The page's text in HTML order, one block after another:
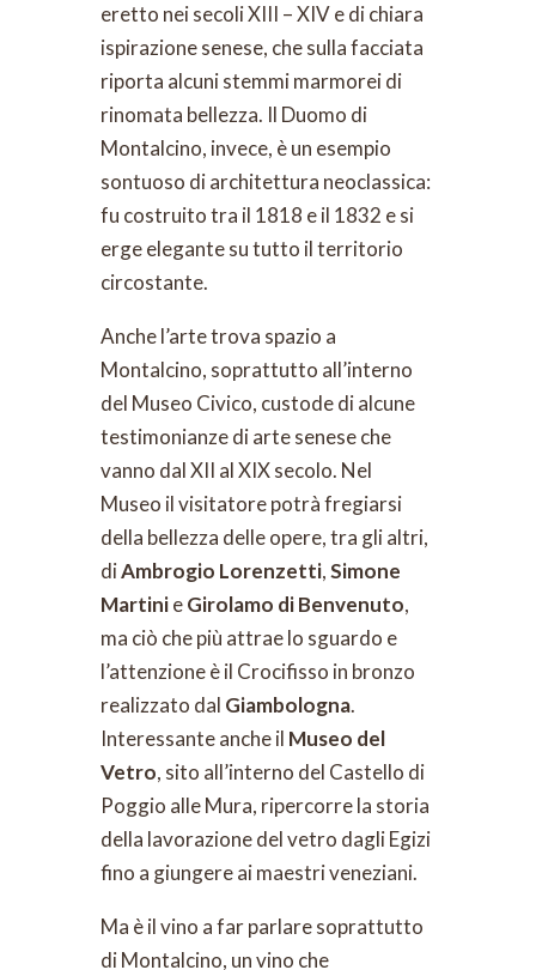
eretto nei secoli XIII – XIV e di chiara
ispirazione senese, che sulla facciata
riporta alcuni stemmi marmorei di
rinomata bellezza. Il Duomo di
Montalcino, invece, è un esempio
sontuoso di architettura neoclassica:
fu costruito tra il 1818 e il 1832 e si
erge elegante su tutto il territorio
circostante.
Anche l’arte trova spazio a
Montalcino, soprattutto all’interno
del Museo Civico, custode di alcune
testimonianze di arte senese che
vanno dal XII al XIX secolo. Nel
Museo il visitatore potrà fregiarsi
della bellezza delle opere, tra gli altri,
diAmbrogio Lorenzetti,Simone
MartinieGirolamo di Benvenuto,
ma ciò che più attrae lo sguardo e
l’attenzione è il Crocifisso in bronzo
realizzato dal Giambologna.
Interessante anche il Museo del
Vetro, sito all’interno del Castello di
Poggio alle Mura, ripercorre la storia
della lavorazione del vetro dagli Egizi
fino a giungere ai maestri veneziani.
Ma è il vino a far parlare soprattutto
di Montalcino, un vino che